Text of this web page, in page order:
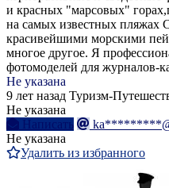
и красных "марсовых"
на самых известных пляжах
красивейшими морскими
многое другое. Я
фотомоделей для журналов-
Не указана
9 лет назад Туризм-
Не указана
Написать
Не указана
Удалить из избранного